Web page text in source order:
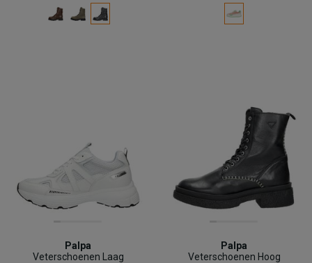
Palpa
Veterschoenen Laag
Palpa
Veterschoenen Hoog